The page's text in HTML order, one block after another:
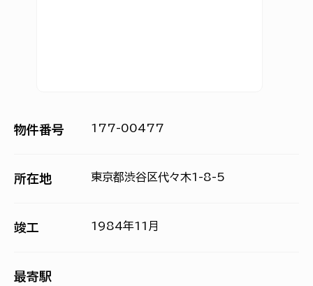
物件番号 177-00477
所在地 東京都渋谷区代々木1-8-5
竣工 1984年11月
最寄駅